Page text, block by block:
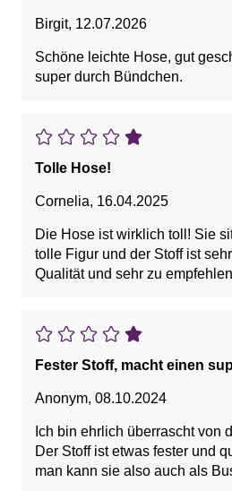
Birgit, 12.07.2026
Schöne leichte Hose, gut
super durch Bündchen.
Tolle Hose!
Cornelia, 16.04.2025
Die Hose ist wirklich toll! Sie
tolle Figur und der Stoff ist
Qualität und sehr zu
Fester Stoff, macht einen
Anonym, 08.10.2024
Ich bin ehrlich überrascht von
Der Stoff ist etwas fester und
man kann sie also auch als